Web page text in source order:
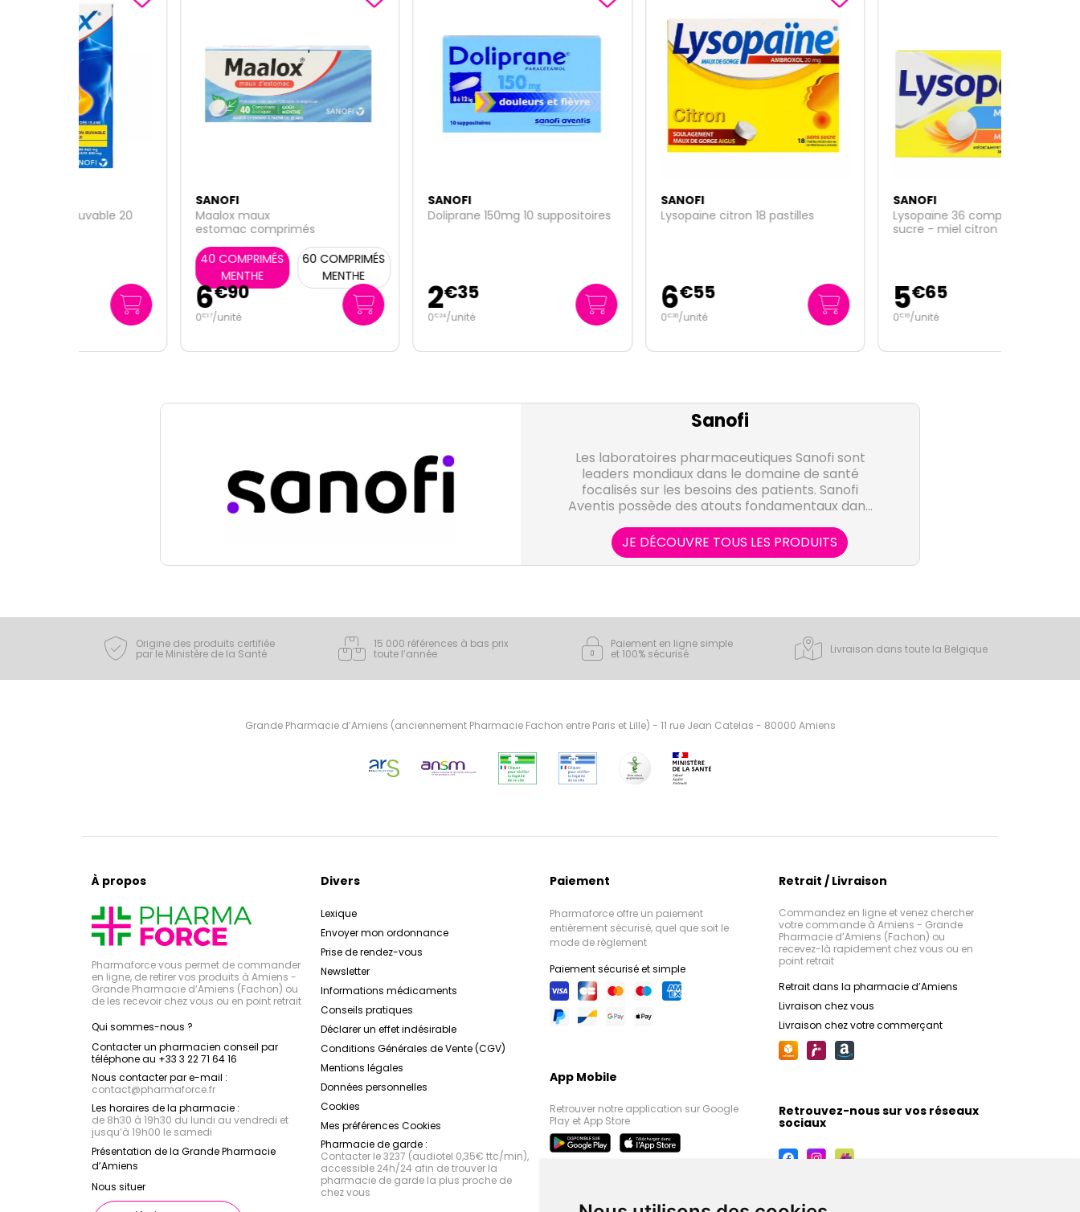
Maalox maux
estomac comprimés
60 COMPRIMÉS
MENTHE
6€90
17/unité
Doliprane 150mg 10 suppositoires
2€35
24/unité
Lysopaïne citron 18 pastilles
6€55
36/unité
Lysopaïne 36 comprimés sans
sucre - miel citron
5€65
16/unité
Sanofi
Les laboratoires pharmaceutiques Sanofi sont
leaders mondiaux dans le domaine de santé
focalisés sur les besoins des patients. Sanofi
Aventis possède des atouts fondamentaux dans
croissance : prise en charge du diabète, vaccins
humains, innovation, santé grand public, marchés
émergents, santé animale et nouveau Genzyme.
JE DÉCOUVRE TOUS LES PRODUITS
Origine des produits certifiée
par le Ministère de la Santé
15 000 références à bas prix
toute l’année
Paiement en ligne simple
et 100% sécurisé Livraison dans toute la Belgique
Grande Pharmacie d’Amiens (anciennement Pharmacie Fachon entre Paris et Lille) - 11 rue Jean Catelas - 80000 Amiens
À propos
Pharmaforce vous permet de commander
en ligne, de retirer vos produits à Amiens -
Grande Pharmacie d’Amiens (Fachon) ou
de les recevoir chez vous ou en point retrait
Qui sommes-nous ?
Contacter un pharmacien conseil par
téléphone au +33 3 22 71 64 16
Nous contacter par e-mail :
contact@pharmaforce.fr
Les horaires de la pharmacie :
de 8h30 à 19h30 du lundi au vendredi et
jusqu’à 19h00 le samedi
Présentation de la Grande Pharmacie
d’Amiens
Nous situer
Divers
Lexique
Envoyer mon ordonnance
Prise de rendez-vous
Newsletter
Informations médicaments
Conseils pratiques
Déclarer un effet indésirable
Conditions Générales de Vente (CGV)
Mentions légales
Données personnelles
Cookies
Mes préférences Cookies
Pharmacie de garde :
Contacter le 3237 (audiotel 0,35€ ttc/min),
accessible 24h/24 afin de trouver la
pharmacie de garde la plus proche de
chez vous
Paiement
Pharmaforce offre un paiement
entièrement sécurisé, quel que soit le
mode de règlement
Paiement sécurisé et simple
App Mobile
Retrouver notre application sur Google
Play et App Store
Retrait / Livraison
Commandez en ligne et venez chercher
votre commande à Amiens - Grande
Pharmacie d’Amiens (Fachon) ou
recevez-là rapidement chez vous ou en
point retrait
Retrait dans la pharmacie d’Amiens
Livraison chez vous
Livraison chez votre commerçant
Retrouvez-nous sur vos réseaux
sociaux